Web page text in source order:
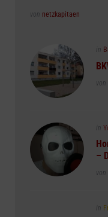
Posted
von netzkapitaen
in
von
in
–
von
in